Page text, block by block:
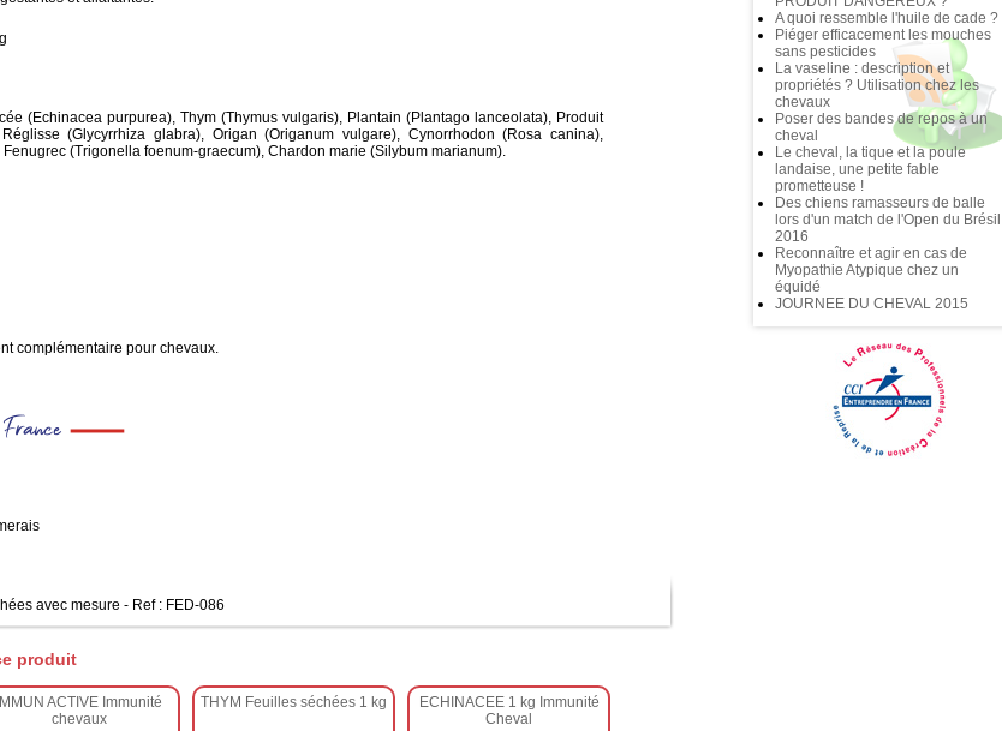
(Echinacea purpurea), Thym (Thymus vulgaris), Plantain (Plantago lanceolata), Produit
(Glycyrrhiza glabra), Origan (Origanum vulgare), Cynorrhodon (Rosa canina),
(Trigonella foenum-graecum), Chardon marie (Silybum marianum).
complémentaire pour chevaux.
avec mesure - Ref : FED-086
produit
IMMUN ACTIVE Immunité
chevaux
THYM Feuilles séchées 1 kg
ECHINACEE 1 kg Immunité
Cheval
A quoi ressemble l'huile de cade ?
Piéger efficacement les mouches
sans pesticides
La vaseline : description et
propriétés ? Utilisation chez les
chevaux
Poser des bandes de repos à un
cheval
Le cheval, la tique et la poule
landaise, une petite fable
prometteuse !
Des chiens ramasseurs de balle
lors d'un match de l'Open du Brésil
2016
Reconnaître et agir en cas de
Myopathie Atypique chez un
équidé
JOURNEE DU CHEVAL 2015